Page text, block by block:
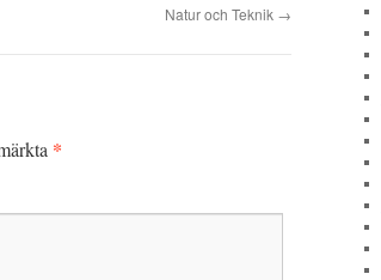
Natur och Teknik →
*